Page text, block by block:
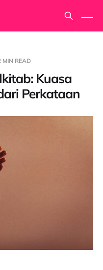
MIN READ
Kuasa
Perkataan